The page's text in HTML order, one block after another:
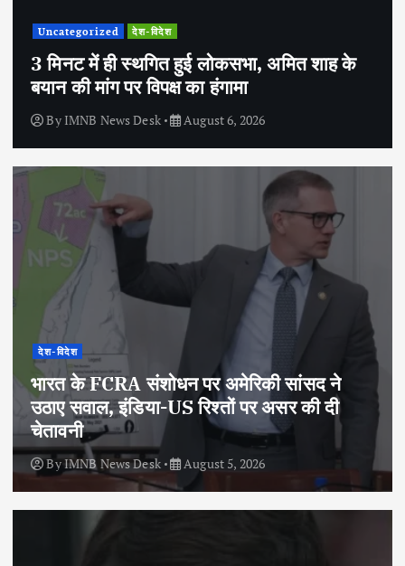
Uncategorized देश-विदेश
3 मिनट में ही स्थगित हुई लोकसभा, अमित शाह के
बयान की मांग पर विपक्ष का हंगामा
By IMNB News Desk August 6, 2026
देश-विदेश
भारत के FCRA संशोधन पर अमेरिकी सांसद ने
उठाए सवाल, इंडिया-US रिश्तों पर असर की दी
चेतावनी
ByIMNB News Desk August 5, 2026